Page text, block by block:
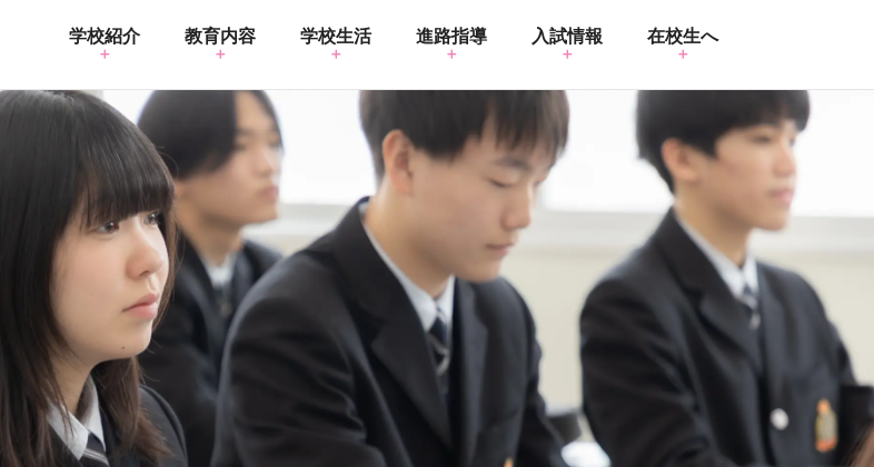
学校紹介 教育内容 学校生活 進路指導 入試情報 在校生へ